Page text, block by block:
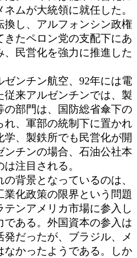
ムが大統領に就任した。
換し、アルフォンシン政権
たペロン党の支配下にあ
民営化を強力に推進した
ンチン航空、92年には電
来アルゼンチンでは、製
部門は、国防総省傘下の
、軍部の統制下に置かれ
、製鉄所でも民営化が開
チンの場合、石油公社本
注目される。
背景となっているのは、
化政策の限界という問題
ンアメリカ市場に参入し
である。外国資本の参入は
だったが、ブラジル、メ
なかったようである。しか